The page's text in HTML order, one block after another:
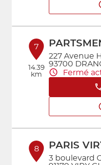
7
14.39
km
227 Avenue
93700
Fermé
8 PARIS
3 boulevard